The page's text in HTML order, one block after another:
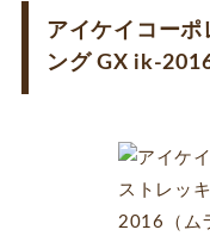
アイケイコー
ング GX ik-